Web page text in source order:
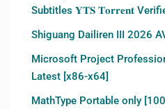
Subtitles 𝐘𝐓𝐒 𝐓𝐨𝐫𝐫𝐞𝐧𝐭
Shiguang Dailiren III 2026
Microsoft Project
Latest [x86-x64]
MathType Portable only